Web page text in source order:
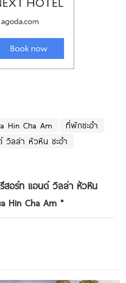
Hin Cha Am
ที่พักชะอำ
วิลล่า หัวหิน ชะอำ
สอร์ท แอนด์ วิลล่า หัวหิน
Hin Cha Am "